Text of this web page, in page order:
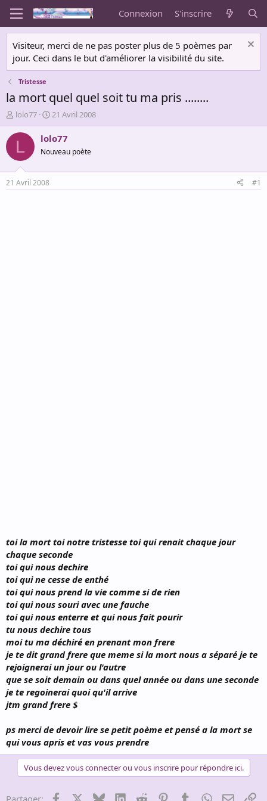
Connexion S'inscrire
Visiteur, merci de ne pas poster plus de 5 poèmes par
jour. Ceci dans le but d'améliorer la visibilité du site.
Tristesse
la mort quel quel soit tu ma pris ........
A
u
t
r
d
e
lolo77
D
a
t
d
é
21 Avril 2008
L lolo77
Nouveau poète
21 Avril 2008 #1
toi la mort toi notre tristesse toi qui renait chaque jour
chaque seconde
toi qui nous dechire
toi qui ne cesse de enthé
toi qui nous prend la vie comme si de rien
toi qui nous souri avec une fauche
toi qui nous enterre et qui nous fait pourir
tu nous dechire tous
moi tu ma déchiré en prenant mon frere
je te dit grand frere que meme si la mort nous a séparé je te
rejoignerai un jour ou l'autre
que se soit demain ou dans quel année ou dans une seconde
je te regoinerai quoi qu'il arrive
jtm grand frere $
ps merci de devoir lire se petit poème et pensé a la mort se
qui vous apris et vas vous prendre
Vous devez vous connecter ou vous inscrire pour répondre ici.
Partager: Facebook BlueskyLinkedInReddit PinterestTumblrWhatsApp
Email